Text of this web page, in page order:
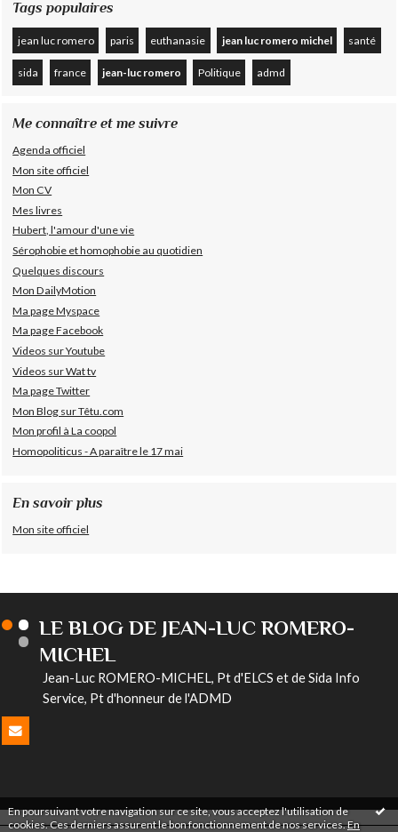
En poursuivant votre navigation sur ce site, vous acceptez l'utilisation de
cookies. Ces derniers assurent le bon fonctionnement de nos services.En
Tags populaires
jean luc romero paris euthanasie jean luc romero michel santé
sida france jean-luc romero Politique admd
Me connaître et me suivre
Agenda officiel
Mon site officiel
Mon CV
Mes livres
Hubert, l'amour d'une vie
Sérophobie et homophobie au quotidien
Quelques discours
Mon DailyMotion
Ma page Myspace
Ma page Facebook
Videos sur Youtube
Videos sur Wat tv
Ma page Twitter
Mon Blog sur Têtu.com
Mon profil à La coopol
Homopoliticus - A paraître le 17 mai
En savoir plus
Mon site officiel
LE BLOG DE JEAN-LUC ROMERO-
MICHEL
Jean-Luc ROMERO-MICHEL, Pt d'ELCS et de Sida Info
Service, Pt d'honneur de l'ADMD